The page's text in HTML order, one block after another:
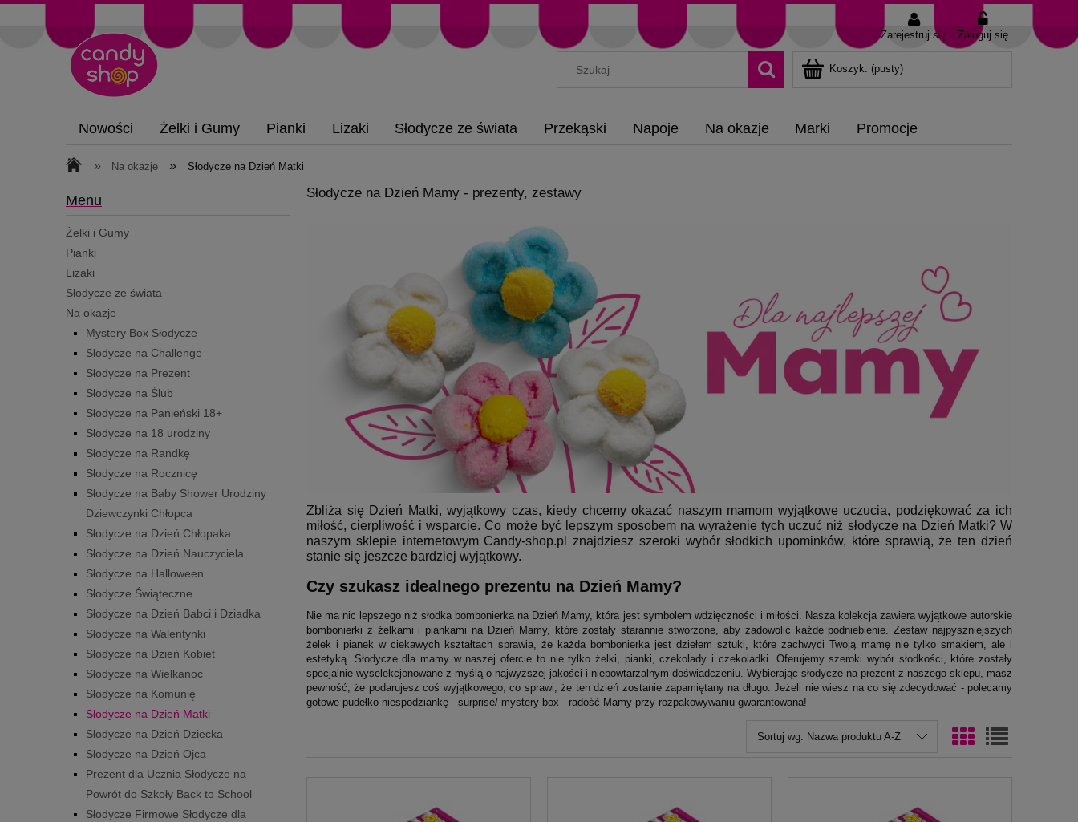
Zarejestruj się Zaloguj się
Koszyk: (pusty)
Nowości Żelki i Gumy Pianki Lizaki Słodycze ze świata Przekąski Napoje Na okazje Marki Promocje
» Na okazje » Słodycze na Dzień Matki
Menu
Żelki i Gumy
Pianki
Lizaki
Słodycze ze świata
Na okazje
Mystery Box Słodycze
Słodycze na Challenge
Słodycze na Prezent
Słodycze na Ślub
Słodycze na Panieński 18+
Słodycze na 18 urodziny
Słodycze na Randkę
Słodycze na Rocznicę
Słodycze na Baby Shower Urodziny
Dziewczynki Chłopca
Słodycze na Dzień Chłopaka
Słodycze na Dzień Nauczyciela
Słodycze na Halloween
Słodycze Świąteczne
Słodycze na Dzień Babci i Dziadka
Słodycze na Walentynki
Słodycze na Dzień Kobiet
Słodycze na Wielkanoc
Słodycze na Komunię
Słodycze na Dzień Matki
Słodycze na Dzień Dziecka
Słodycze na Dzień Ojca
Prezent dla Ucznia Słodycze na
Powrót do Szkoły Back to School
Słodycze Firmowe Słodycze dla
Słodycze na Dzień Mamy - prezenty, zestawy
Zbliża się Dzień Matki, wyjątkowy czas, kiedy chcemy okazać naszym mamom wyjątkowe uczucia, podziękować za ich
miłość, cierpliwość i wsparcie. Co może być lepszym sposobem na wyrażenie tych uczuć niż słodycze na Dzień Matki? W
naszym sklepie internetowym Candy-shop.pl znajdziesz szeroki wybór słodkich upominków, które sprawią, że ten dzień
stanie się jeszcze bardziej wyjątkowy.
Czy szukasz idealnego prezentu na Dzień Mamy?
Nie ma nic lepszego niż słodka bombonierka na Dzień Mamy, która jest symbolem wdzięczności i miłości. Nasza kolekcja zawiera wyjątkowe autorskie
bombonierki z żelkami i piankami na Dzień Mamy, które zostały starannie stworzone, aby zadowolić każde podniebienie. Zestaw najpyszniejszych
żelek i pianek w ciekawych kształtach sprawia, że każda bombonierka jest dziełem sztuki, które zachwyci Twoją mamę nie tylko smakiem, ale i
estetyką. Słodycze dla mamy w naszej ofercie to nie tylko żelki, pianki, czekolady i czekoladki. Oferujemy szeroki wybór słodkości, które zostały
specjalnie wyselekcjonowane z myślą o najwyższej jakości i niepowtarzalnym doświadczeniu. Wybierając słodycze na prezent z naszego sklepu, masz
pewność, że podarujesz coś wyjątkowego, co sprawi, że ten dzień zostanie zapamiętany na długo. Jeżeli nie wiesz na co się zdecydować - polecamy
gotowe pudełko niespodziankę - surprise/ mystery box - radość Mamy przy rozpakowywaniu gwarantowana!
Sortuj wg: Nazwa produktu A-Z